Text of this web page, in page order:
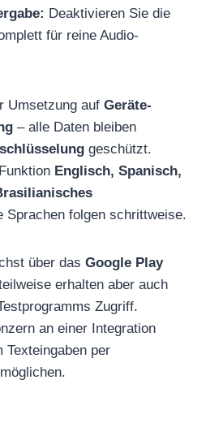
Deaktivieren Sie die
für reine Audio-
Umsetzung auf Geräte-
– alle Daten bleiben
geschützt.
Englisch, Spanisch,
Sprachen folgen schrittweise.
über das Google Play
erhalten aber auch
Zugriff.
an einer Integration
Texteingaben per